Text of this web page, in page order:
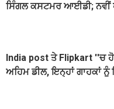
ਸਿੰਗਲ ਕਸਟਮਰ ਆਈਡੀ; ਨਵੀਂ
India post ਤੇ Flipkart ''ਚ
ਅਹਿਮ ਡੀਲ, ਇਨ੍ਹਾਂ ਗਾਹਕਾਂ ਨੂੰ